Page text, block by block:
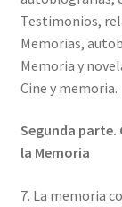
Testimonios,
Memorias,
Memoria y
Cine y memoria.
Segunda parte.
la Memoria
7. La memoria